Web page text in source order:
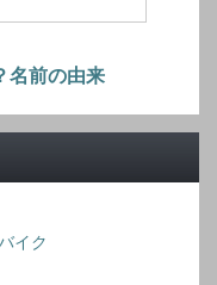
名前の由来
イク